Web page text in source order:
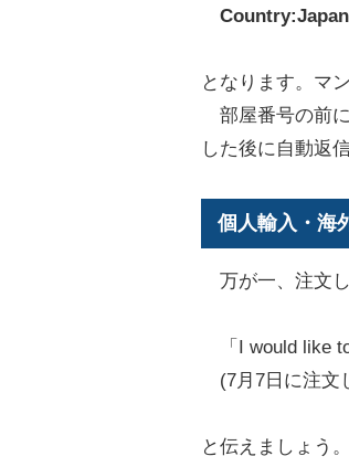
Country:Japan
となります。マ
部屋番号の前
した後に自動返
個人輸入・海
万が一、注文し
「I would like
(7月7日に注文
と伝えましょう